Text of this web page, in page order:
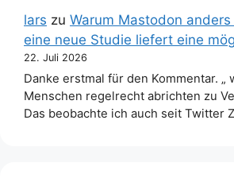
lars zu Warum Mastodon
eine neue Studie liefert eine
22. Juli 2026
Danke erstmal für den Kommentar. „
Menschen regelrecht abrichten zu
Das beobachte ich auch seit Twitter